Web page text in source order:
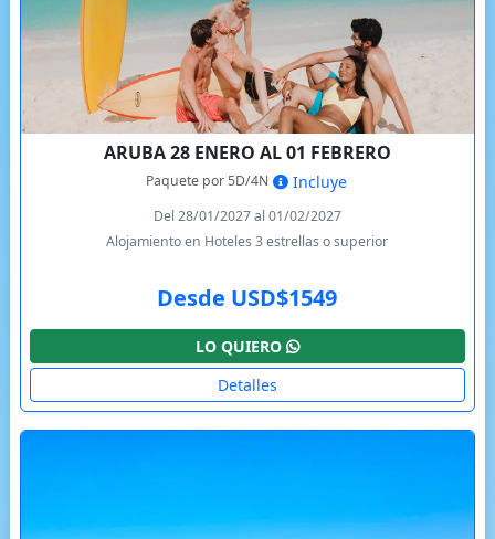
ARUBA 28 ENERO AL 01 FEBRERO
Paquete por 5D/4N Incluye
Del 28/01/2027 al 01/02/2027
Alojamiento en Hoteles 3 estrellas o superior
Desde USD$1549
LO QUIERO
Detalles